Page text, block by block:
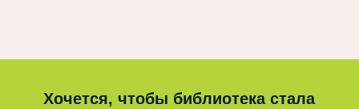
Хочется, чтобы библиотека стала